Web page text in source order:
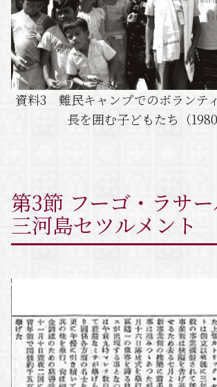
資料3 難民キャンプでのボランテ
長を囲む子どもたち（1980
第3節 フーゴ・ラサ
三河島セツルメント